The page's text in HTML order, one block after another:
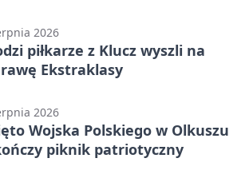
2026
piłkarze z Klucz wyszli na
Ekstraklasy
2026
Wojska Polskiego w Olkuszu
piknik patriotyczny